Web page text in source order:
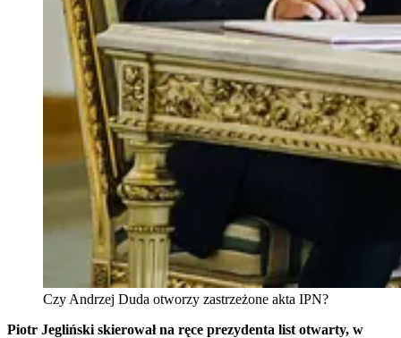
Czy Andrzej Duda otworzy zastrzeżone akta IPN?
Piotr Jegliński skierował na ręce prezydenta list otwarty, w